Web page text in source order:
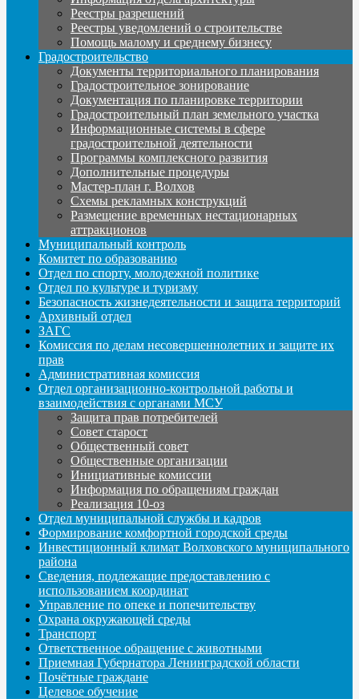
Реестры разрешений
Реестры уведомлений о строительстве
Помощь малому и среднему бизнесу
Градостроительство
Документы территориального планирования
Градостроительное зонирование
Документация по планировке территории
Градостроительный план земельного участка
Информационные системы в сфере
градостроительной деятельности
Программы комплексного развития
Дополнительные процедуры
Мастер-план г. Волхов
Схемы рекламных конструкций
Размещение временных нестационарных
аттракционов
Муниципальный контроль
Комитет по образованию
Отдел по спорту, молодежной политике
Отдел по культуре и туризму
Безопасность жизнедеятельности и защита территорий
Архивный отдел
ЗАГС
Комиссия по делам несовершеннолетних и защите их
прав
Административная комиссия
Отдел организационно-контрольной работы и
взаимодействия с органами МСУ
Защита прав потребителей
Совет старост
Общественный совет
Общественные организации
Инициативные комиссии
Информация по обращениям граждан
Реализация 10-оз
Отдел муниципальной службы и кадров
Формирование комфортной городской среды
Инвестиционный климат Волховского муниципального
района
Сведения, подлежащие предоставлению с
использованием координат
Управление по опеке и попечительству
Охрана окружающей среды
Транспорт
Ответственное обращение с животными
Приемная Губернатора Ленинградской области
Почётные граждане
Целевое обучение